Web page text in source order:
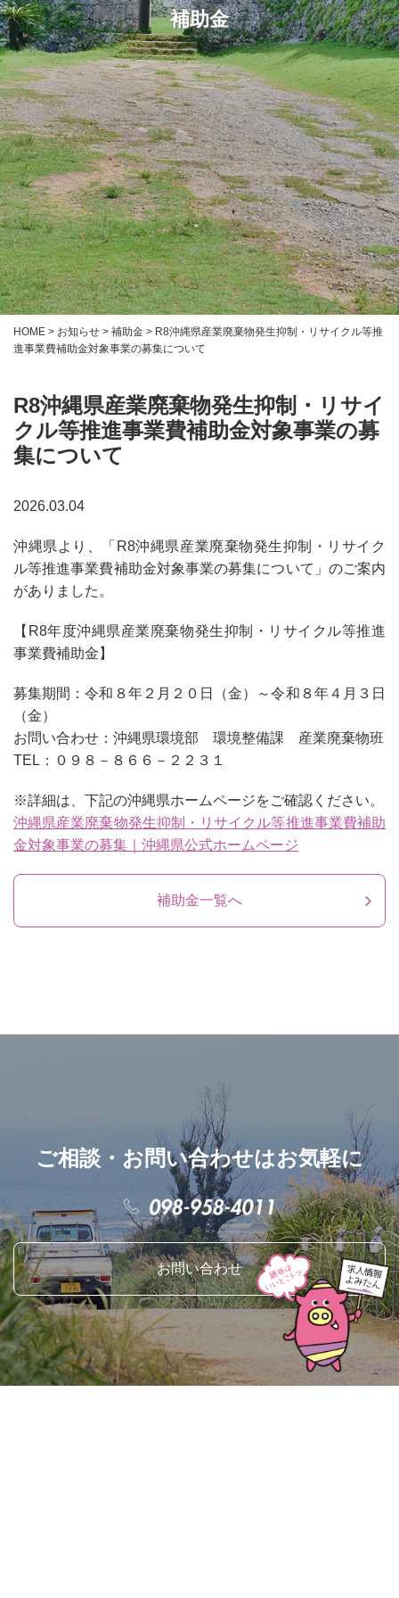
補助金
HOME > お知らせ > 補助金 > R8沖縄県産業廃棄物発生抑制・リサイクル等推
進事業費補助金対象事業の募集について
R8沖縄県産業廃棄物発生抑制・リサイ
クル等推進事業費補助金対象事業の募
集について
2026.03.04
沖縄県より、「R8沖縄県産業廃棄物発生抑制・リサイク
ル等推進事業費補助金対象事業の募集について」 のご案内
がありました。
【R8年度沖縄県産業廃棄物発生抑制・リサイクル等推進
事業費補助金】
募集期間：令和８年２月２０日（金）～令和８年４月３日
（金）
お問い合わせ：沖縄県環境部 環境整備課 産業廃棄物班
TEL：０９８－８６６－２２３１
※詳細は、下記の沖縄県ホームページをご確認ください。
沖縄県産業廃棄物発生抑制・リサイクル等推進事業費補助
金対象事業の募集｜沖縄県公式ホームページ
補助金一覧へ
ご相談・お問い合わせはお気軽に
お問い合わせ